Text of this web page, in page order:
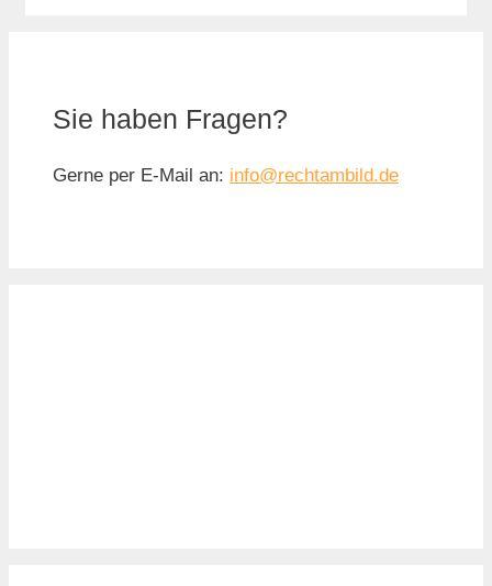
Sie haben Fragen?
Gerne per E-Mail an: info@rechtambild.de